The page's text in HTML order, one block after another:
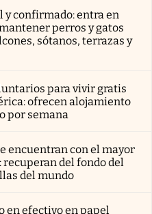
y confirmado: entra en
perros y gatos
sótanos, terrazas y
para vivir gratis
ofrecen alojamiento
por semana
encuentran con el mayor
del fondo del
del mundo
en efectivo en papel